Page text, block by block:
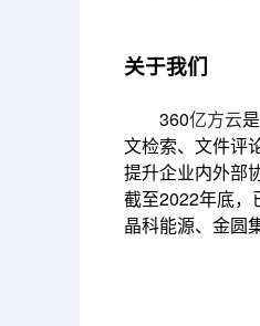
关于我们
360亿方云
文检索、文件评
提升企业内外部
截至2022年底，
晶科能源、金圆